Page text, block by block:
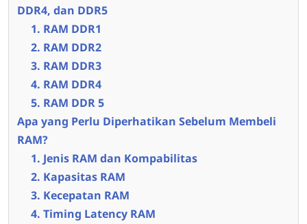
DDR4, dan DDR5
1. RAM DDR1
2. RAM DDR2
3. RAM DDR3
4. RAM DDR4
5. RAM DDR 5
Apa yang Perlu Diperhatikan Sebelum Membeli
RAM?
1. Jenis RAM dan Kompabilitas
2. Kapasitas RAM
3. Kecepatan RAM
4. Timing Latency RAM